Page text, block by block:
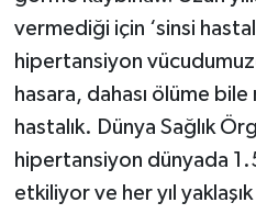
vermediği için ‘sinsi
hipertansiyon
hasara, dahası ölüme
hastalık. Dünya Sağlık
hipertansiyon dünyada
etkiliyor ve her yıl